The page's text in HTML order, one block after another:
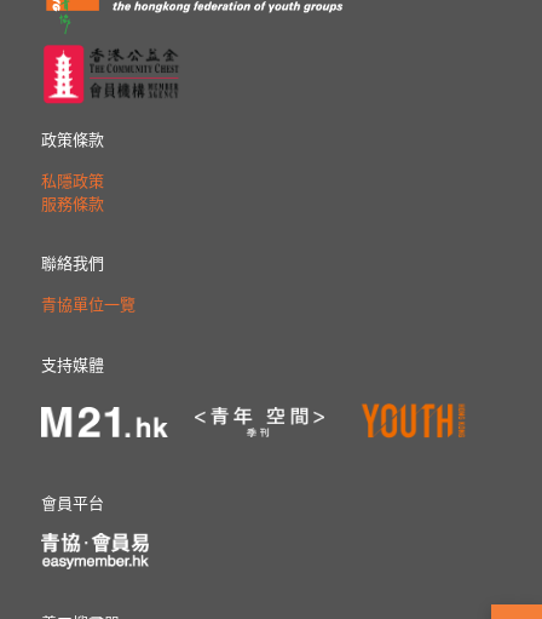
政策條款
私隱政策
服務條款
聯絡我們
青協單位一覽
支持媒體
會員平台